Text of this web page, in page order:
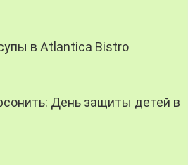
в Atlantica Bistro
День защиты детей в